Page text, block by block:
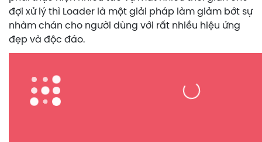
đợi xử lý thì Loader là một giải pháp làm giảm bớt sự
nhàm chán cho người dùng với rất nhiều hiệu ứng
đẹp và độc đáo.